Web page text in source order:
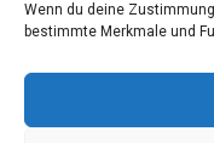
Tester-
Wenn du deine
bestimmte Merkmale und
Die